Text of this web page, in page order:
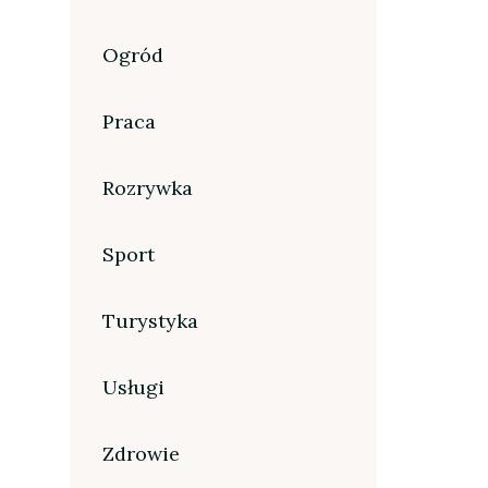
Ogród
Praca
Rozrywka
Sport
Turystyka
Usługi
Zdrowie